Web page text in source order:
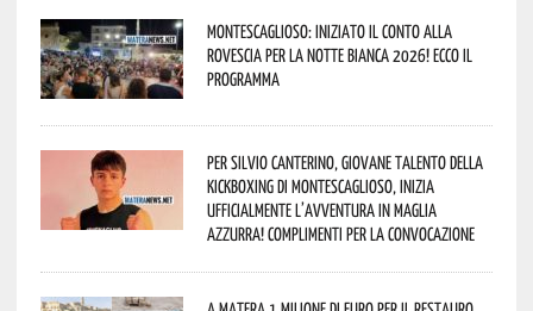
Montescaglioso: iniziato il conto alla
rovescia per la Notte Bianca 2026! Ecco il
programma
Per Silvio Canterino, giovane talento della
kickboxing di Montescaglioso, inizia
ufficialmente l’avventura in maglia
azzurra! Complimenti per la convocazione